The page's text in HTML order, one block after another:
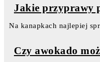
Jakie przyprawy
Na kanapkach najlepiej
Czy awokado